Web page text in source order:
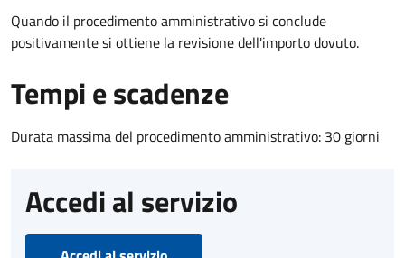
Quando il procedimento amministrativo si conclude
positivamente si ottiene la revisione dell'importo dovuto.
Tempi e scadenze
Durata massima del procedimento amministrativo: 30 giorni
Accedi al servizio